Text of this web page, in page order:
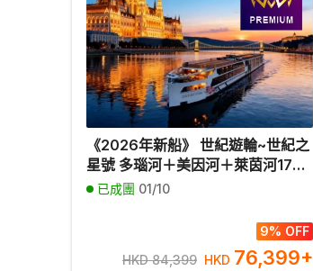
《2026年新船》 世紀遊輪~世紀之
星號 多瑙河＋美因河＋萊茵河17天
河輪假期【優遊緻選】
已成團 01/10
9% OFF
HKD 84,399 HKD 76,399+